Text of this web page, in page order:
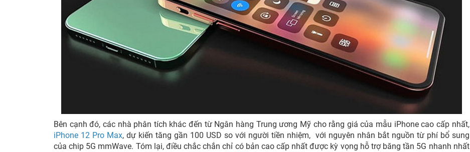
Bên cạnh đó, các nhà phân tích khác đến từ Ngân hàng Trung ương Mỹ cho rằng giá của mẫu iPhone cao cấp nhất,
iPhone 12 Pro Max, dự kiến tăng gần 100 USD so với người tiền nhiệm, với nguyên nhân bắt nguồn từ phí bổ sung
của chip 5G mmWave. Tóm lại, điều chắc chắn chỉ có bản cao cấp nhất được kỳ vọng hỗ trợ băng tần 5G nhanh nhất